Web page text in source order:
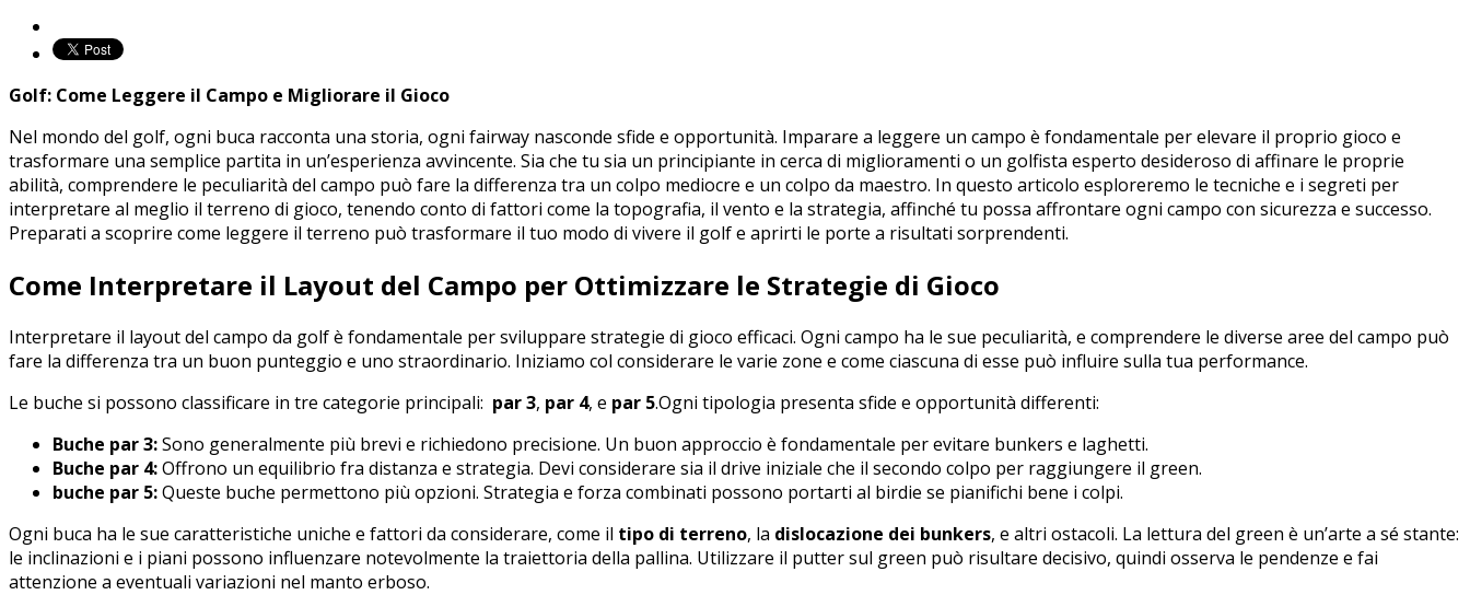
Golf: Come Leggere il Campo e Migliorare il ​Gioco
Nel ​mondo del golf, ogni buca⁢ racconta una storia, ogni fairway nasconde sfide e opportunità. Imparare a‌ leggere un campo ‌è fondamentale per elevare ⁢il proprio gioco e
trasformare una semplice ⁢partita in un’esperienza avvincente.‍ Sia che tu sia ‍un principiante in cerca di miglioramenti o un ‍golfista esperto desideroso di affinare le⁤ proprie
abilità, comprendere le peculiarità del⁤ campo può ‌fare‌ la differenza tra un colpo‌ mediocre e un colpo da maestro.‌ In questo articolo esploreremo le tecniche e i segreti per
interpretare al meglio il terreno di gioco, tenendo conto di fattori ⁢come la topografia, il vento e la strategia, affinché‍ tu possa affrontare ogni campo ⁣con sicurezza e successo.
‌Preparati a ‍scoprire ‍come⁣ leggere il terreno può trasformare il tuo modo di vivere il golf e aprirti le porte⁣ a risultati sorprendenti.
Come Interpretare il Layout del Campo per Ottimizzare le Strategie di Gioco
Interpretare il layout del campo da‌ golf è‍ fondamentale per sviluppare strategie di gioco efficaci.⁤ Ogni campo ha le‍ sue peculiarità, e comprendere le diverse aree del campo può
fare la differenza tra un buon punteggio e ⁤uno straordinario. Iniziamo⁤ col considerare le varie zone e come ciascuna di esse‌ può influire sulla tua ​performance.
Le buche si possono classificare in tre categorie ⁤principali: ⁤ par 3, par 4, e par⁤ 5.Ogni tipologia presenta sfide e opportunità differenti:
Buche⁣ par ⁤3:Sono‌ generalmente più brevi e richiedono precisione. Un buon⁢ approccio ⁤è fondamentale per evitare bunkers e laghetti.
Buche par‌ 4:Offrono un equilibrio fra distanza ‍e strategia. Devi‍ considerare sia il⁤ drive iniziale che il secondo colpo‍ per raggiungere il green.
buche⁤ par 5:Queste buche permettono più opzioni. Strategia e forza combinati​ possono portarti​ al birdie se pianifichi⁣ bene i colpi.
Ogni buca ha‍ le‌ sue caratteristiche uniche e⁢ fattori da considerare, ⁤come il tipo di terreno, la dislocazione dei​ bunkers, e altri⁢ ostacoli. La lettura‌ del green è un’arte a sé stante:
‍le inclinazioni e i piani ​possono influenzare notevolmente la traiettoria della pallina. Utilizzare il putter‍ sul green può risultare decisivo,⁣ quindi osserva le‌ pendenze e ⁤fai
attenzione a eventuali variazioni nel⁤ manto erboso.